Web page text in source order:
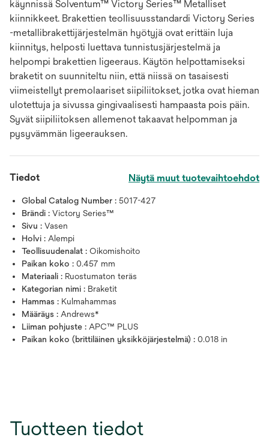
käynnissä Solventum™ Victory Series™ Metalliset
kiinnikkeet. Brakettien teollisuusstandardi Victory Series
-metallibrakettijärjestelmän hyötyjä ovat erittäin luja
kiinnitys, helposti luettava tunnistusjärjestelmä ja
helpompi brakettien ligeeraus. Käytön helpottamiseksi
braketit on suunniteltu niin, että niissä on tasaisesti
viimeistellyt premolaariset siipiliitokset, jotka ovat hieman
ulotettuja ja sivussa gingivaalisesti hampaasta pois päin.
Syvät siipiliitoksen allemenot takaavat helpomman ja
pysyvämmän ligeerauksen.
Tiedot Näytä muut tuotevaihtoehdot
Global Catalog Number : 5017-427
Brändi : Victory Series™
Sivu : Vasen
Holvi : Alempi
Teollisuudenalat : Oikomishoito
Paikan koko : 0.457 mm
Materiaali : Ruostumaton teräs
Kategorian nimi : Braketit
Hammas : Kulmahammas
Määräys : Andrews*
Liiman pohjuste : APC™ PLUS
Paikan koko (brittiläinen yksikköjärjestelmä) : 0.018 in
Tuotteen tiedot